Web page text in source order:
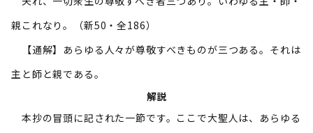
親これなり。（新50・全186）
【通解】あらゆる人々が尊敬すべきものが三つある。それは
主と師と親である。
解説
本抄の冒頭に記された一節です。ここで大聖人は、あらゆる